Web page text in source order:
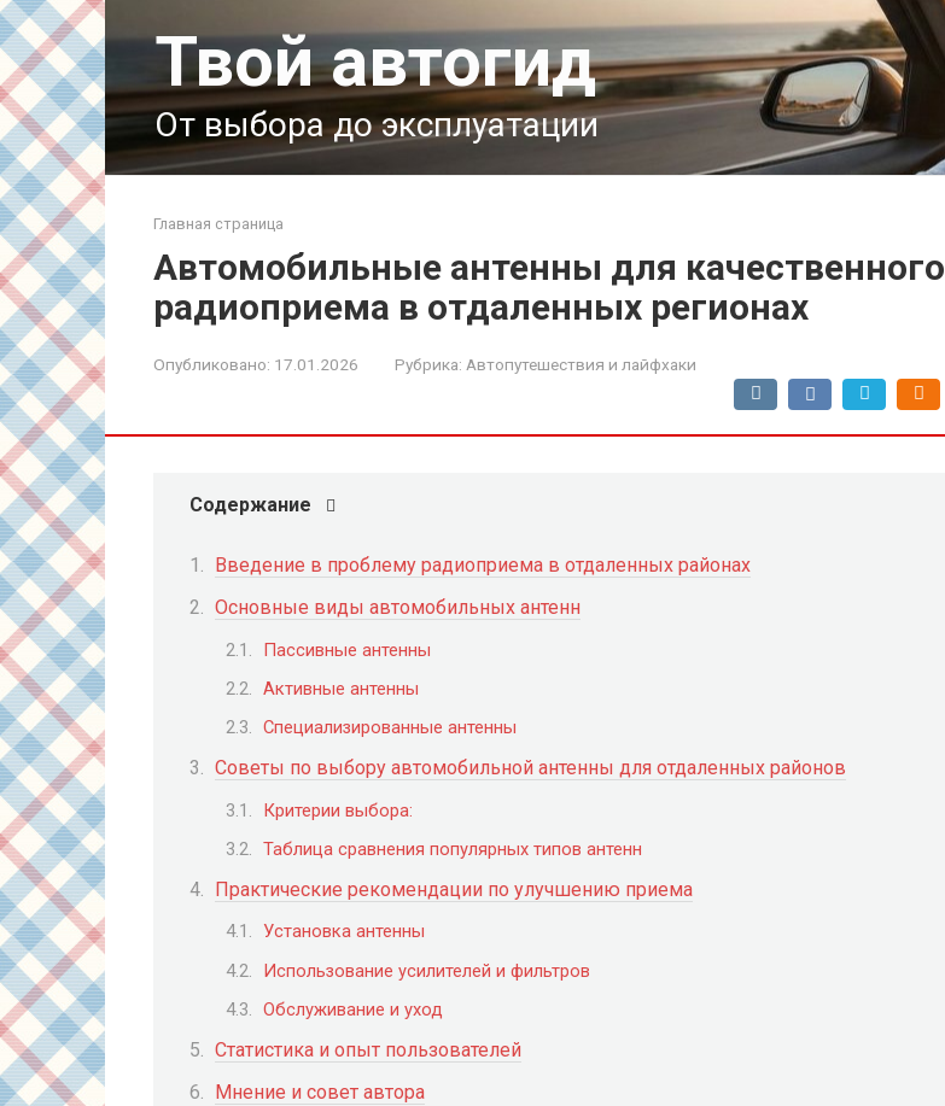
Перейти
к
контенту
Твой автогид
От выбора до эксплуатации
Главная страница
Автомобильные антенны для качественного
радиоприема в отдаленных регионах
Опубликовано: 17.01.2026 Рубрика: Автопутешествия и лайфхаки
Содержание
Введение в проблему радиоприема в отдаленных районах
Основные виды автомобильных антенн
Пассивные антенны
Активные антенны
Специализированные антенны
Советы по выбору автомобильной антенны для отдаленных районов
Критерии выбора:
Таблица сравнения популярных типов антенн
Практические рекомендации по улучшению приема
Установка антенны
Использование усилителей и фильтров
Обслуживание и уход
Статистика и опыт пользователей
Мнение и совет автора